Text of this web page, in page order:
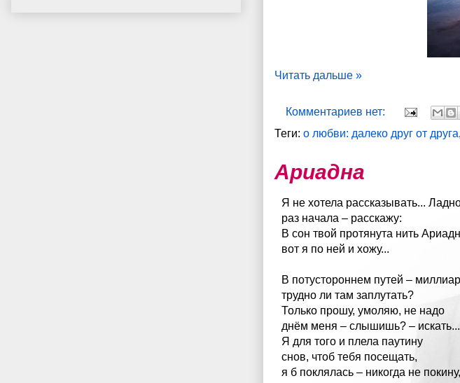
Читать дальше »
Комментариев нет:
Теги: о любви: далеко друг от друга,
Ариадна
Я не хотела рассказывать...
раз начала – расскажу:
В сон твой протянута нить
вот я по ней и хожу...
В потустороннем путей –
трудно ли там заплутать?
Только прошу, умоляю, не надо
днём меня – слышишь? – искать...
Я для того и плела паутину
снов, чтоб тебя посещать,
я б поклялась – никогда не покину,